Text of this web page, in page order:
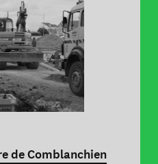
de Comblanchien